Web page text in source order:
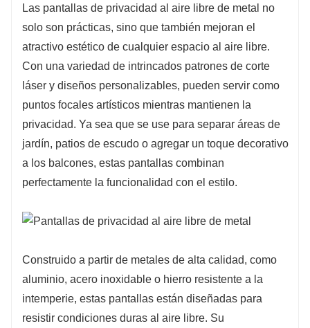
privacidad de metal resistente a la clima y de
bajo mantenimiento son ideales para crear
áreas apartadas, bloquear el viento o agregar
un elemento decorativo a su entorno al aire
libre. Fácil de instalar, ofrecen tanto practicidad
como elegancia.
Las pantallas de privacidad al aire libre de metal no
solo son prácticas, sino que también mejoran el
atractivo estético de cualquier espacio al aire libre.
Con una variedad de intrincados patrones de corte
láser y diseños personalizables, pueden servir como
puntos focales artísticos mientras mantienen la
privacidad. Ya sea que se use para separar áreas de
jardín, patios de escudo o agregar un toque decorativo
a los balcones, estas pantallas combinan
perfectamente la funcionalidad con el estilo.
Construido a partir de metales de alta calidad, como
aluminio, acero inoxidable o hierro resistente a la
intemperie, estas pantallas están diseñadas para
resistir condiciones duras al aire libre. Su